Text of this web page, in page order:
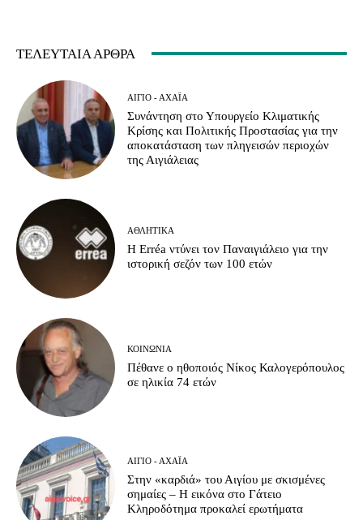
ΤΕΛΕΥΤΑΊΑ ΆΡΘΡΑ
ΑΊΓΙΟ - ΑΧΑΪ́Α
Συνάντηση στο Υπουργείο Κλιματικής
Κρίσης και Πολιτικής Προστασίας για την
αποκατάσταση των πληγεισών περιοχών
της Αιγιάλειας
ΑΘΛΗΤΙΚΆ
Η Erréa ντύνει τον Παναιγιάλειο για την
ιστορική σεζόν των 100 ετών
ΚΟΙΝΩΝΊΑ
Πέθανε ο ηθοποιός Νίκος Καλογερόπουλος
σε ηλικία 74 ετών
ΑΊΓΙΟ - ΑΧΑΪ́Α
Στην «καρδιά» του Αιγίου με σκισμένες
σημαίες – Η εικόνα στο Γάτειο
Κληροδότημα προκαλεί ερωτήματα